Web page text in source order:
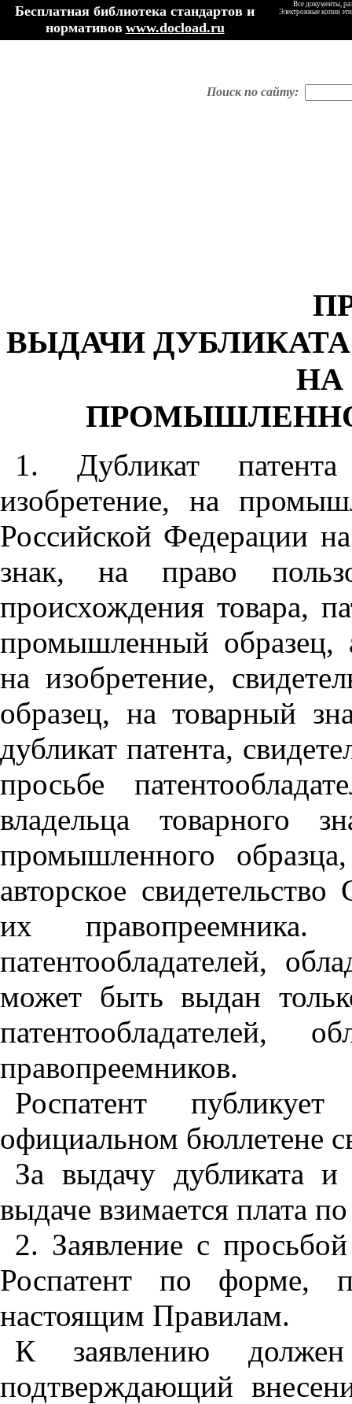
Бесплатная библиотека стандартов и
нормативов www.docload.ru
Все документы,
Электронные копии
Поиск по сайту:
ВЫДАЧИ
НА
1. Дубликат
изобретение, на
Российской Федерации
знак, на право
происхождения товара,
промышленный образец,
на изобретение,
образец, на товарный
дубликат патента,
просьбе
владельца товарного
промышленного
авторское
их
патентообладателей,
может быть выдан
патентообладателей,
правопреемников.
Роспатент
официальном бюллетене
За выдачу дубликата
выдаче взимается плата
2. Заявление с
Роспатент по форме,
настоящим Правилам.
К заявлению
подтверждающий